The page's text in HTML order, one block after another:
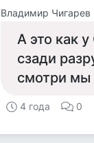
Владимир Чигарев
А это как
сзади
смотри мы
4 года 0